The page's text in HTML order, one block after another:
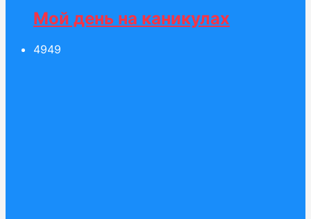
Мой день на каникулах
4949